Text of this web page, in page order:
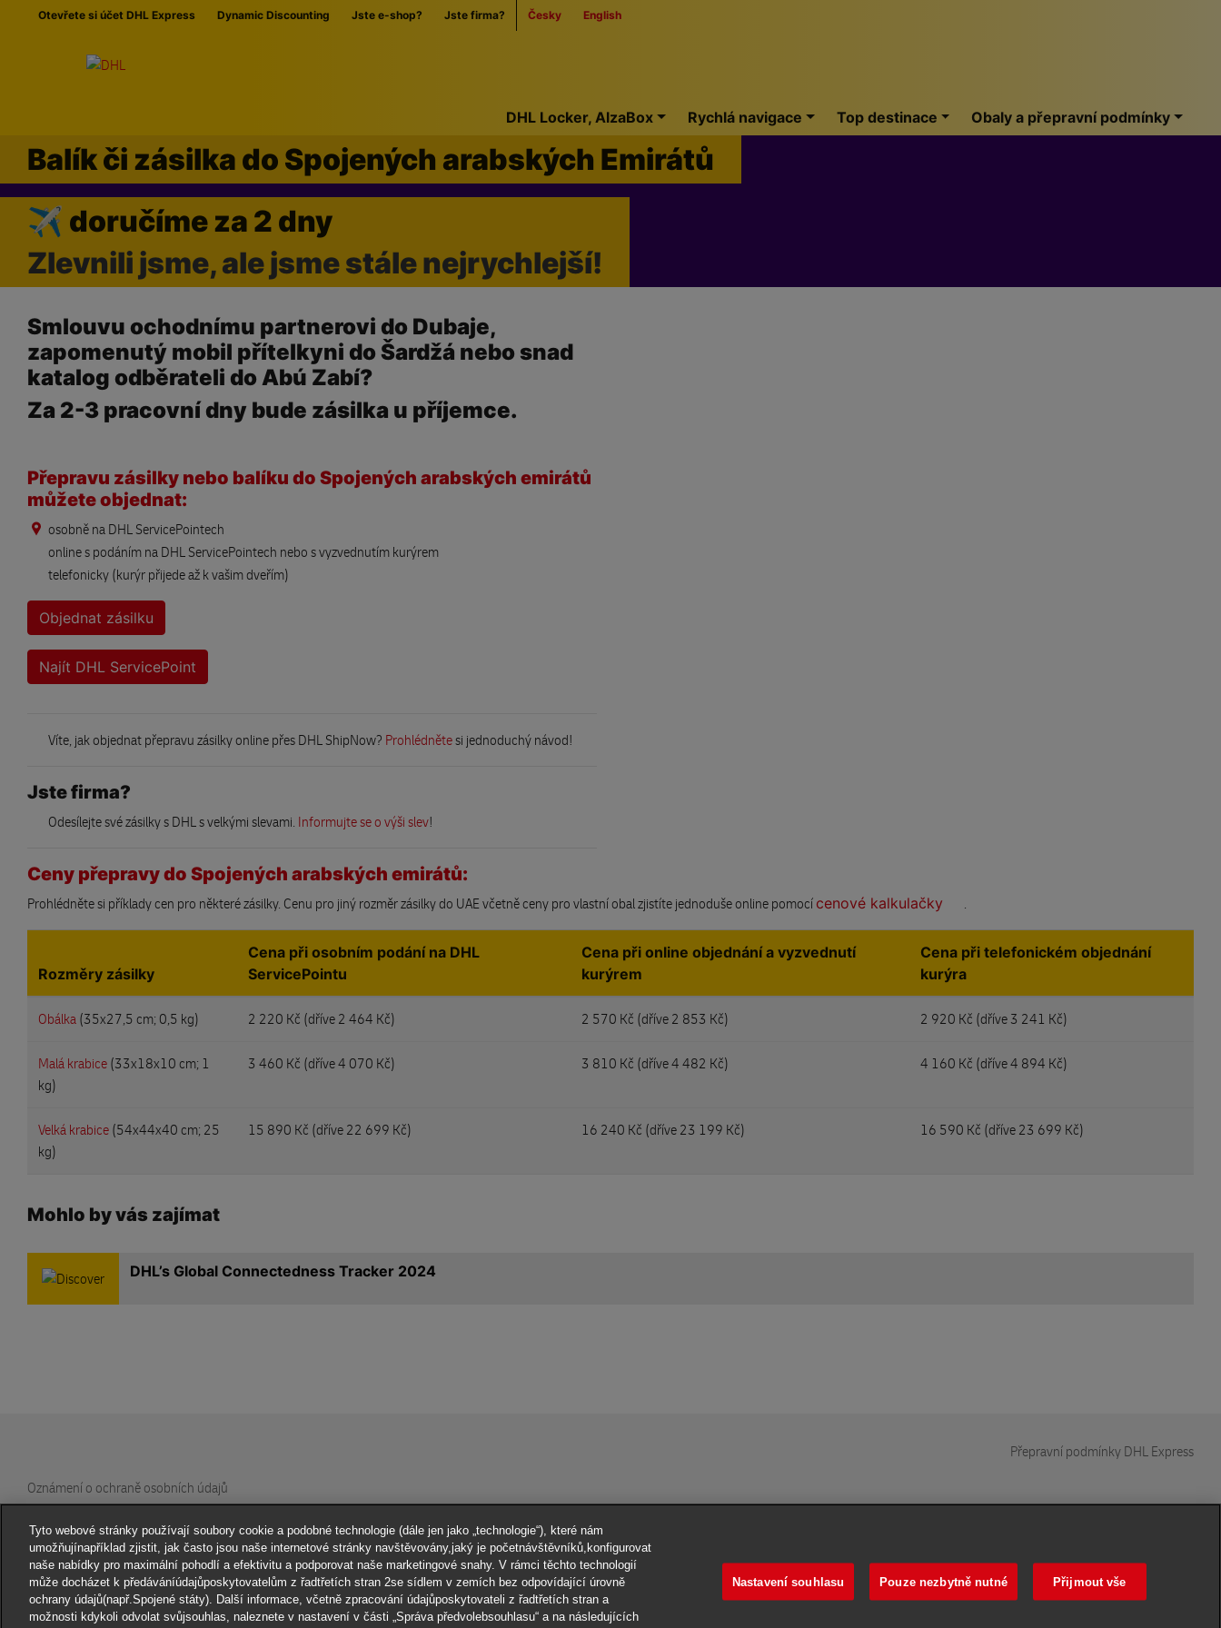
Přeskočit navigaci
Otevřete si účet DHL Express Dynamic Discounting Jste e-shop? Jste firma? Česky English
Home
DHL Locker, AlzaBox Rychlá navigace Top destinace Obaly a přepravní podmínky
Balík či zásilka do Spojených arabských Emirátů
✈ doručíme za 2 dny
Zlevnili jsme, ale jsme stále nejrychlejší!
Smlouvu ochodnímu partnerovi do Dubaje,
zapomenutý mobil přítelkyni do Šardžá nebo snad
katalog odběrateli do Abú Zabí?
Za 2-3 pracovní dny bude zásilka u příjemce.
Přepravu zásilky nebo balíku do Spojených arabských emirátů
můžete objednat:
osobně na DHL ServicePointech
online s podáním na DHL ServicePointech nebo s vyzvednutím kurýrem
telefonicky (kurýr přijede až k vašim dveřím)
Objednat zásilku
Najít DHL ServicePoint
Víte, jak objednat přepravu zásilky online přes DHL ShipNow? Prohlédnětesi jednoduchý návod!
Jste firma?
Odesílejte své zásilky s DHL s velkými slevami. Informujte se o výši slev!
Ceny přepravy do Spojených arabských emirátů:
Prohlédněte si příklady cen pro některé zásilky. Cenu pro jiný rozměr zásilky do UAE včetně ceny pro vlastní obal zjistíte jednoduše online pomocí cenové kalkulačky .
Rozměry zásilky
Cena při osobním podání na DHL
ServicePointu
Cena při online objednání a vyzvednutí
kurýrem
Cena při telefonickém objednání
kurýra
Obálka (35x27,5 cm; 0,5 kg) 2 220 Kč (dříve 2 464 Kč) 2 570 Kč (dříve 2 853 Kč) 2 920 Kč (dříve 3 241 Kč)
Malá krabice (33x18x10 cm; 1
kg)
3 460 Kč (dříve 4 070 Kč) 3 810 Kč (dříve 4 482 Kč) 4 160 Kč (dříve 4 894 Kč)
Velká krabice (54x44x40 cm; 25
kg)
15 890 Kč (dříve 22 699 Kč) 16 240 Kč (dříve 23 199 Kč) 16 590 Kč (dříve 23 699 Kč)
Mohlo by vás zajímat
DHL’s Global Connectedness Tracker 2024
Oznámení o ochraně osobních údajů
Povinnost povinného subjektu – o ochraně
oznamovatele
Přepravní podmínky DHL Express
DHL Express Česká republika
Nastavení souhlasu
© 2022–2026DHL Express. Všechna práva vyhrazena.
Volejte220 300 111nebo840 103 000
Tyto webové stránky používají soubory cookie a podobné technologie (dále jen jako „technologie“), které nám
umožňujínapříklad zjistit, jak často jsou naše internetové stránky navštěvovány,jaký je početnávštěvníků,konfigurovat
naše nabídky pro maximální pohodlí a efektivitu a podporovat naše marketingové snahy. V rámci těchto technologií
může docházet k předáváníúdajůposkytovatelům z řadtřetích stran 2se sídlem v zemích bez odpovídající úrovně
ochrany údajů(např.Spojené státy). Další informace, včetně zpracování údajůposkytovateli z řadtřetích stran a
možnosti kdykoli odvolat svůjsouhlas, naleznete v nastavení v části „Správa předvolebsouhlasu“ a na následujících
Nastavení souhlasu Pouze nezbytně nutné Přijmout vše